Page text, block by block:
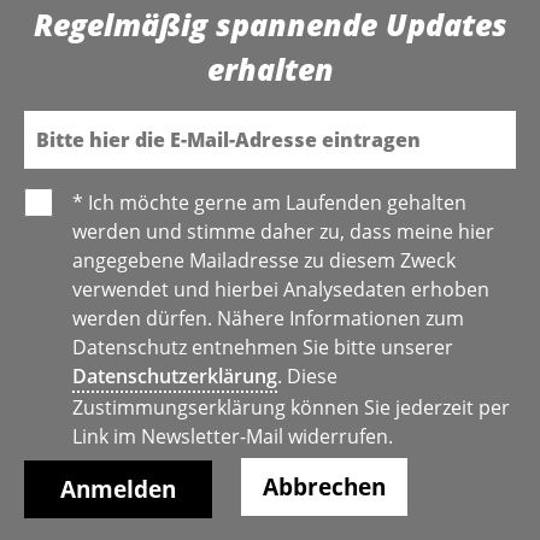
Regelmäßig spannende Updates
erhalten
E-Mail
* Ich möchte gerne am Laufenden gehalten
werden und stimme daher zu, dass meine hier
angegebene Mailadresse zu diesem Zweck
verwendet und hierbei Analysedaten erhoben
werden dürfen. Nähere Informationen zum
Datenschutz entnehmen Sie bitte unserer
Datenschutzerklärung. Diese
Zustimmungserklärung können Sie jederzeit per
Link im Newsletter-Mail widerrufen.
Abbrechen